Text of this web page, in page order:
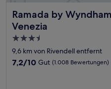
Ramada by
Venezia
Ramada by Wyndham
3.5-
Sterne-
Unterkunft
9,6 km von Rivendell entfernt
7.2
7,2/10 Gut (1.008 Bewertungen)